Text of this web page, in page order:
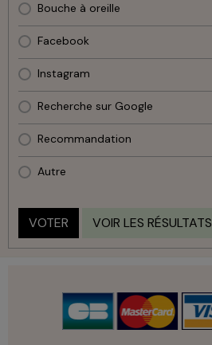
Bouche à oreille
Facebook
Instagram
Recherche sur Google
Recommandation
Autre
VOTER VOIR LES RÉSULTATS